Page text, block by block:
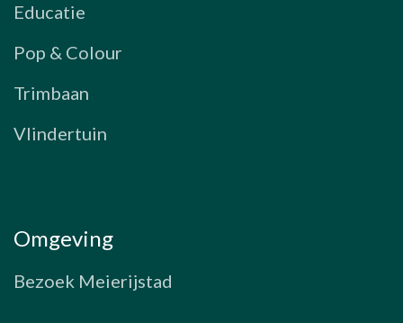
Educatie
Pop & Colour
Trimbaan
Vlindertuin
Omgeving
Bezoek Meierijstad